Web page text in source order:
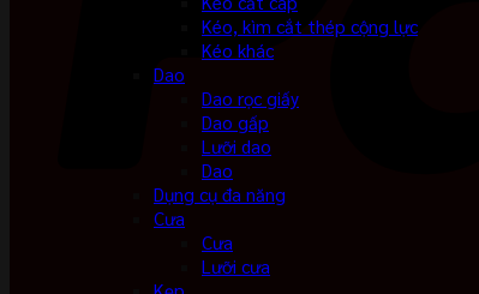
Kéo, kìm cắt thép cộng lực
Kéo khác
Dao
Dao rọc giấy
Dao gấp
Lưỡi dao
Dao
Dụng cụ đa năng
Cưa
Cưa
Lưỡi cưa